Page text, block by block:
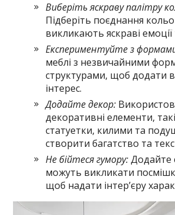
Виберіть яскраву палітру
Підберіть поєднання
викликають яскраві
Експериментуйте з
меблі з незвичайними
структурами, щоб додати
інтерес.
Додайте декор:
декоративні елементи,
статуетки, килими та
створити багатство та
Не бійтеся гумору:Додайте
можуть викликати
щоб надати інтер’єру